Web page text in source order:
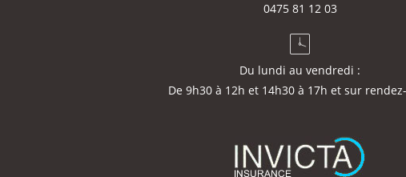
0475 81 12 03
Du lundi au vendredi :
De 9h30 à 12h et 14h30 à 17h et sur